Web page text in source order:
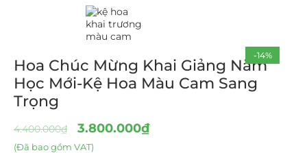
-14%
Hoa Chúc Mừng Khai Giảng Năm
Học Mới-Kệ Hoa Màu Cam Sang
Trọng
4.400.000₫ 3.800.000₫
(Đã bao gồm VAT)